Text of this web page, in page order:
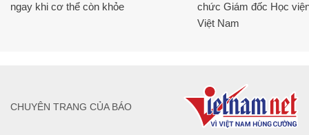
ngay khi cơ thể còn khỏe
chức Giám đốc Học
Việt Nam
CHUYÊN TRANG CỦA BÁO